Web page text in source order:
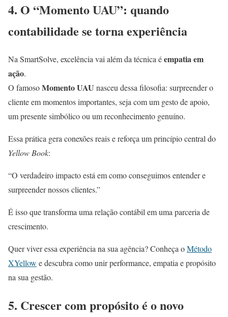
4. O “Momento UAU”: quando
contabilidade se torna experiência
Na SmartSolve, excelência vai além da técnica éempatia em
ação.
O famosoMomento UAU nasceu dessa filosofia: surpreender o
cliente em momentos importantes, seja com um gesto de apoio,
um presente simbólico ou um reconhecimento genuíno.
Essa prática gera conexões reais e reforça um princípio central do
Yellow Book:
“O verdadeiro impacto está em como conseguimos entender e
surpreender nossos clientes.”
É isso que transforma uma relação contábil em uma parceria de
crescimento.
Quer viver essa experiência na sua agência? Conheça oMétodo
XYellow e descubra como unir performance, empatia e propósito
na sua gestão.
5. Crescer com propósito é o novo